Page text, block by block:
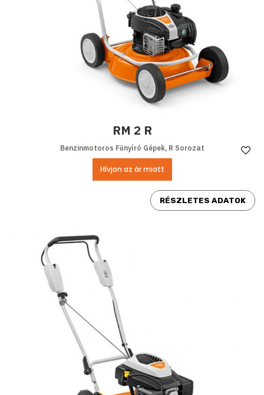
RM 2 R
Benzinmotoros Fűnyíró Gépek, R Sorozat
Hívjon az ár miatt
RÉSZLETES ADATOK